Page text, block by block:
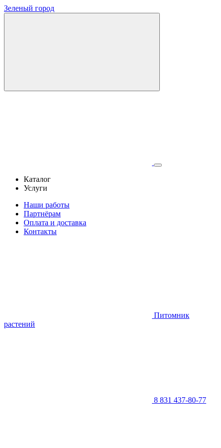
Зеленый город
Каталог
Услуги
Наши работы
Партнёрам
Оплата и доставка
Контакты
Питомник
растений
8 831 437-80-77